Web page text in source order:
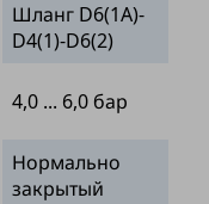
Шланг D6(1A)-
D4(1)-D6(2)
4,0 ... 6,0 бар
Нормально
закрытый